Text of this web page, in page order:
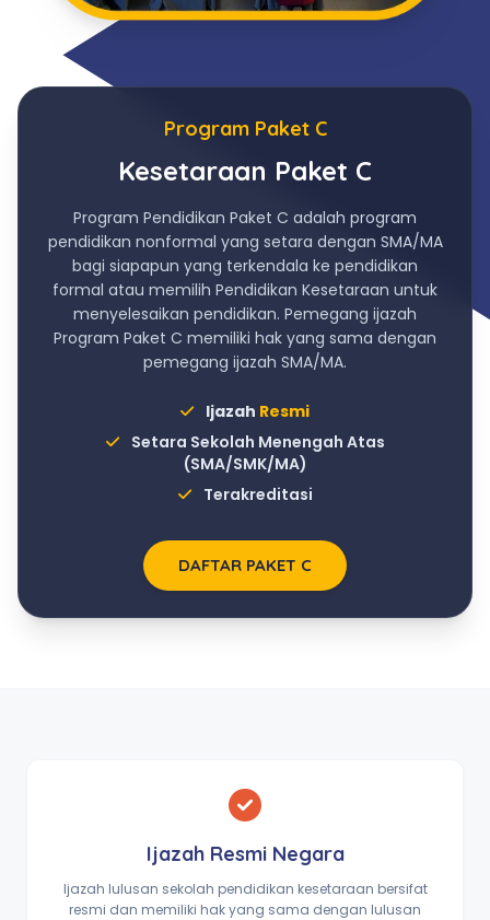
Program Paket C
Kesetaraan Paket C
Program Pendidikan Paket C adalah program
pendidikan nonformal yang setara dengan SMA/MA
bagi siapapun yang terkendala ke pendidikan
formal atau memilih Pendidikan Kesetaraan untuk
menyelesaikan pendidikan. Pemegang ijazah
Program Paket C memiliki hak yang sama dengan
pemegang ijazah SMA/MA.
Ijazah Resmi
Setara Sekolah Menengah Atas
(SMA/SMK/MA)
Terakreditasi
DAFTAR PAKET C
Ijazah Resmi Negara
Ijazah lulusan sekolah pendidikan kesetaraan bersifat
resmi dan memiliki hak yang sama dengan lulusan